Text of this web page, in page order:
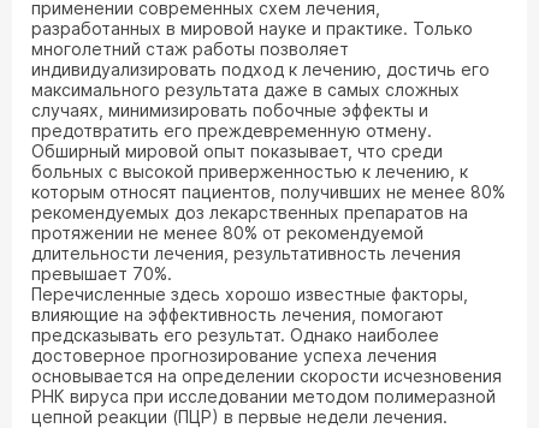
применении современных схем лечения,
разработанных в мировой науке и практике. Только
многолетний стаж работы позволяет
индивидуализировать подход к лечению, достичь его
максимального результата даже в самых сложных
случаях, минимизировать побочные эффекты и
предотвратить его преждевременную отмену.
Обширный мировой опыт показывает, что среди
больных с высокой приверженностью к лечению, к
которым относят пациентов, получивших не менее 80%
рекомендуемых доз лекарственных препаратов на
протяжении не менее 80% от рекомендуемой
длительности лечения, результативность лечения
превышает 70%.
Перечисленные здесь хорошо известные факторы,
влияющие на эффективность лечения, помогают
предсказывать его результат. Однако наиболее
достоверное прогнозирование успеха лечения
основывается на определении скорости исчезновения
РНК вируса при исследовании методом полимеразной
цепной реакции (ПЦР) в первые недели лечения.